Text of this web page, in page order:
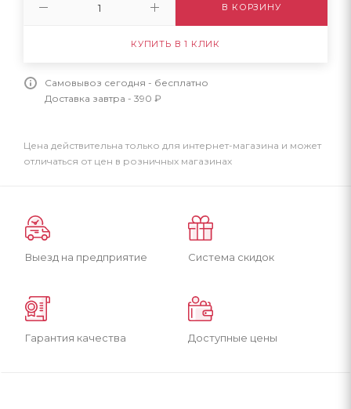
В КОРЗИНУ
КУПИТЬ В 1 КЛИК
Самовывоз сегодня - бесплатно
Доставка завтра - 390 ₽
Цена действительна только для интернет-магазина и может
отличаться от цен в розничных магазинах
Выезд на предприятие Система скидок
Гарантия качества Доступные цены